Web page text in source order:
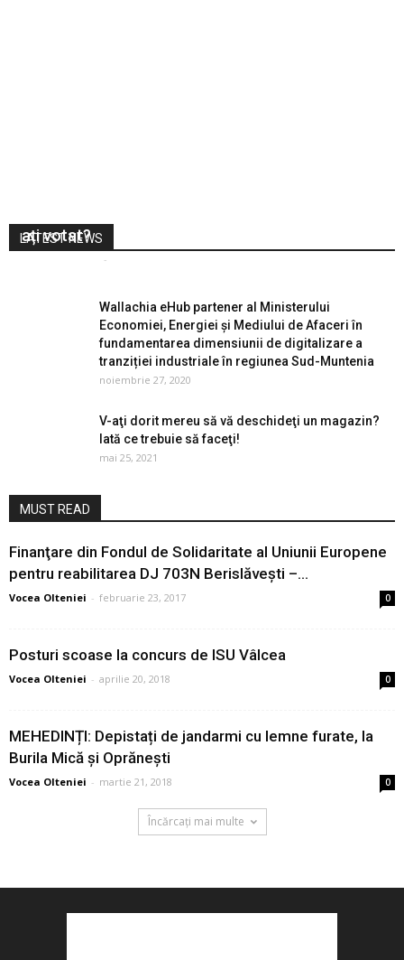
LATEST NEWS
ați votat?
-
Wallachia eHub partener al Ministerului
Economiei, Energiei şi Mediului de Afaceri în
fundamentarea dimensiunii de digitalizare a
tranziției industriale în regiunea Sud-Muntenia
noiembrie 27, 2020
V-aţi dorit mereu să vă deschideţi un magazin?
Iată ce trebuie să faceţi!
mai 25, 2021
MUST READ
Finanţare din Fondul de Solidaritate al Uniunii Europene
pentru reabilitarea DJ 703N Berislăveşti –...
Vocea Olteniei - februarie 23, 2017 0
Posturi scoase la concurs de ISU Vâlcea
Vocea Olteniei - aprilie 20, 2018 0
MEHEDINȚI: Depistați de jandarmi cu lemne furate, la
Burila Mică și Oprănești
Vocea Olteniei - martie 21, 2018 0
Încărcați mai multe